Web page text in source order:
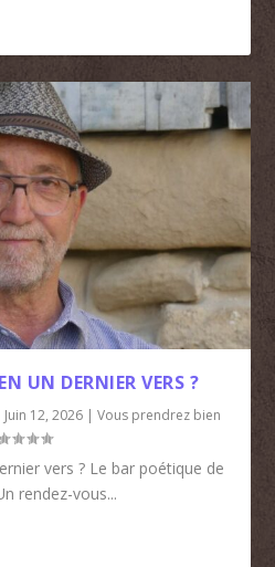
UN DERNIER VERS ?
Juin 12, 2026 |Vous prendrez bien
vers ? Le bar poétique de
rendez-vous...